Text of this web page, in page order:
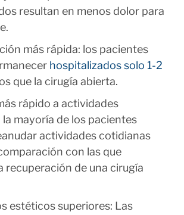
resultan en menos dolor para
más rápida: los pacientes
hospitalizados solo 1-2
que la cirugía abierta.
rápido a actividades
la mayoría de los pacientes
actividades cotidianas
con las que
recuperación de una cirugía
estéticos superiores: Las